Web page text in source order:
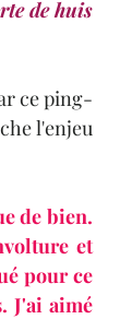
de huis
ce ping-
l'enjeu
de bien.
et
pour ce
J'ai aimé